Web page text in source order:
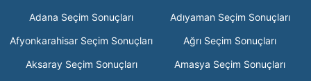
Adana Seçim Sonuçları
Adıyaman Seçim Sonuçları
Afyonkarahisar Seçim Sonuçları
Ağrı Seçim Sonuçları
Aksaray Seçim Sonuçları
Amasya Seçim Sonuçları